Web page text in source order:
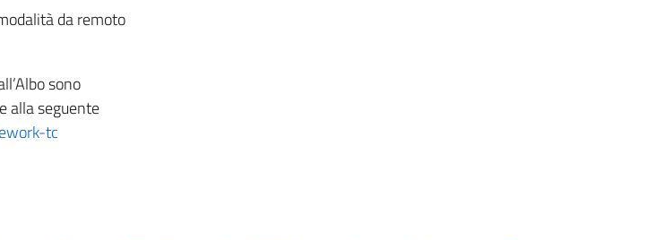
da remoto
sono
alla seguente
tc